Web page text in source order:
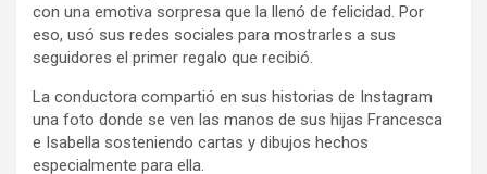
con una emotiva sorpresa que la llenó de felicidad. Por
eso, usó sus redes sociales para mostrarles a sus
seguidores el primer regalo que recibió.
La conductora compartió en sus historias de Instagram
una foto donde se ven las manos de sus hijas Francesca
e Isabella sosteniendo cartas y dibujos hechos
especialmente para ella.